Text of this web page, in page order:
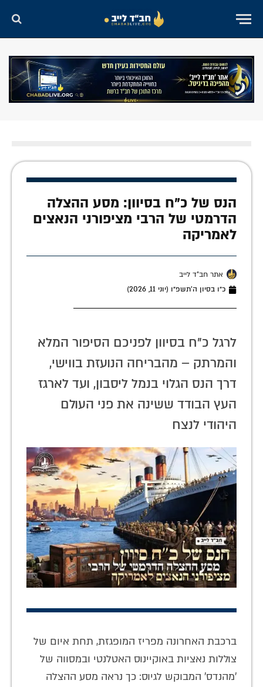
הנס של כ"ח בסיוון: מסע ההצלה
הדרמטי של הרבי מציפורני הנאצים
לאמריקה
אתר חב"ד לייב
כ״ו בסיון ה׳תשפ״ו (יוני 11, 2026)
לרגל כ"ח בסיוון לפניכם הסיפור המלא
והמרתק – מהבריחה הנועזת בווישי,
דרך הנס הגלוי בנמל ליסבון, ועד לארגז
העץ הבודד ששינה את פני העולם
היהודי לנצח
ברכבת האחרונה מפריז המופגזת, תחת איום של
צוללות נאציות באוקיינוס האטלנטי ובמסווה של
'מהנדס' המבוקש לגיוס: כך נראה מסע ההצלה